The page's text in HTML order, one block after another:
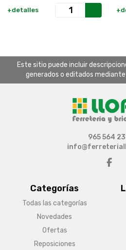
+detalles
Este sitio puede incluir
generados o editados
Categorías
Todas las categorías
Novedades
Ofertas
Reposiciones
965 564